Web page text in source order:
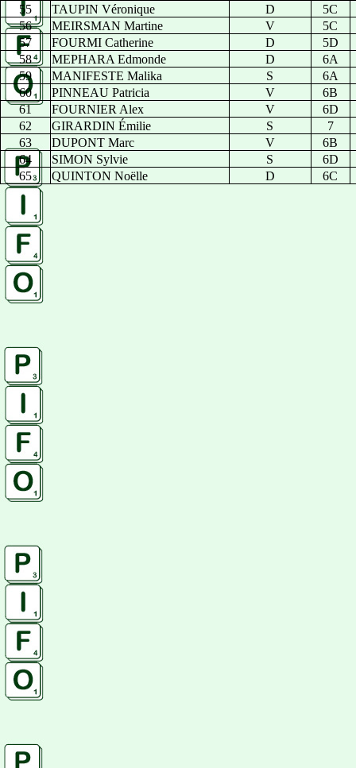
55
TAUPIN Véronique D
5C
56
MEIRSMAN Martine V
5C
57
FOURMI Catherine D
5D
58
MEPHARA Edmonde D
6A
59
MANIFESTE Malika S
6A
60
PINNEAU Patricia V
6B
61
FOURNIER Alex V
6D
62
GIRARDIN Émilie S
7
63
DUPONT Marc V
6B
64
SIMON Sylvie S
6D
65
QUINTON Noëlle D 6C